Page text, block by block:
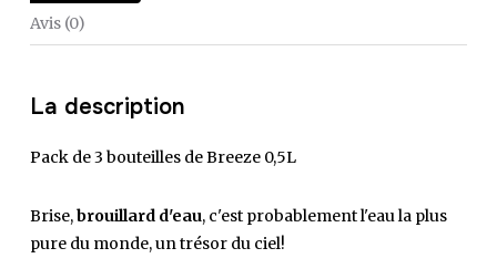
Avis (0)
La description
Pack de 3 bouteilles de Breeze 0,5L
Brise,brouillard d'eau, c'est probablement l'eau la plus
pure du monde, un trésor du ciel!